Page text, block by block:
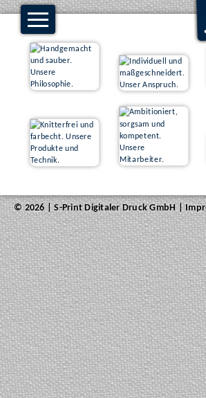
© 2026 | S-Print Digitaler Druck GmbH |